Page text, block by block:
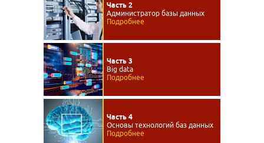
Часть 2
Администратор базы данных
Подробнее
Часть 3
Big data
Подробнее
Часть 4
Основы технологий баз данных
Подробнее